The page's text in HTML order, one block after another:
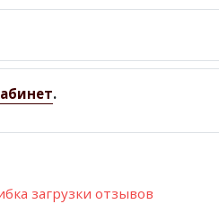
.
загрузки отзывов